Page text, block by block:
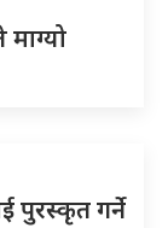
पुरस्कृत गर्ने